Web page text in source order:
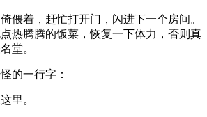
偎着，赶忙打开门，闪进下一个房间。
热腾腾的饭菜，恢复一下体力，否则真
堂。
的一行字：
里。